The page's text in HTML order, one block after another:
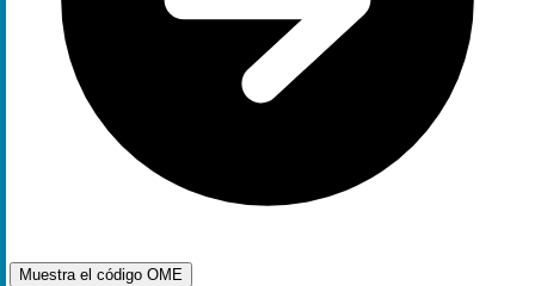
Muestra el código OME